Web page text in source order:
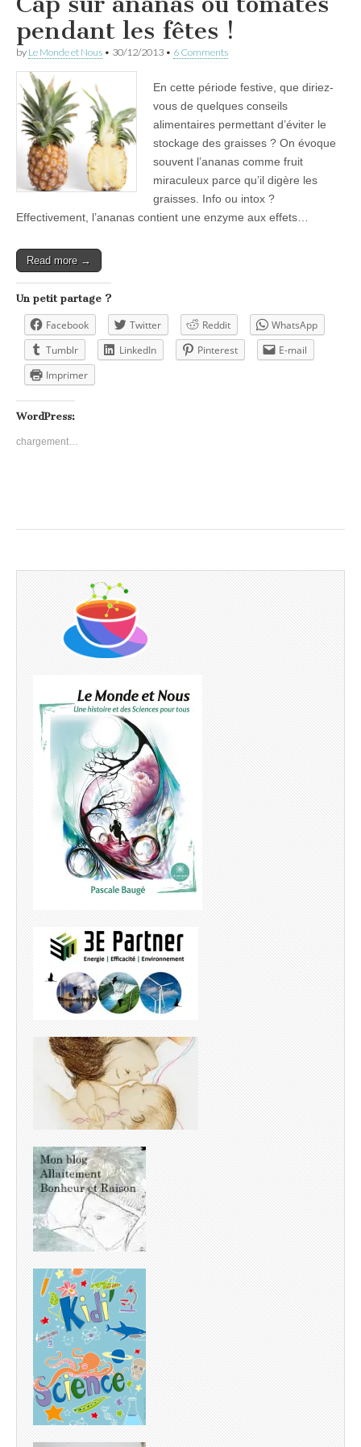
pendant les fêtes !
by Le Monde et Nous • 30/12/2013 • 6 Comments
En cette période festive, que diriez-
vous de quelques conseils
alimentaires permettant d’éviter le
stockage des graisses ? On évoque
souvent l’ananas comme fruit
miraculeux parce qu’il digère les
graisses. Info ou intox ?
Effectivement, l’ananas contient une enzyme aux effets…
Read more →
Un petit partage ?
Facebook Twitter Reddit
WhatsApp
Tumblr
LinkedIn Pinterest
E-mail
Imprimer
WordPress:
chargement…